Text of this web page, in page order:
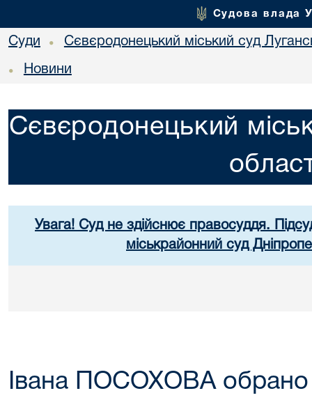
Судова влада
Суди • Сєвєродонецький міський суд
• Новини
Сєвєродонецький
Увага! Суд не здійснює правосуддя.
міськрайонний суд
Івана ПОСОХОВА обрано